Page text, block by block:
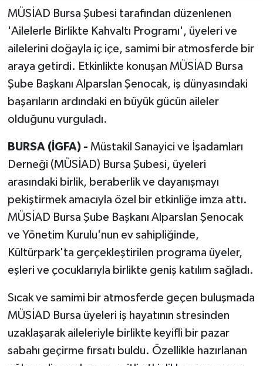
MÜSİAD Bursa Şubesi tarafından düzenlenen
'Ailelerle Birlikte Kahvaltı Programı', üyeleri ve
ailelerini doğayla iç içe, samimi bir atmosferde bir
araya getirdi. Etkinlikte konuşan MÜSİAD Bursa
Şube Başkanı Alparslan Şenocak, iş dünyasındaki
başarıların ardındaki en büyük gücün aileler
olduğunu vurguladı.
BURSA (İGFA) - Müstakil Sanayici ve İşadamları
Derneği (MÜSİAD) Bursa Şubesi, üyeleri
arasındaki birlik, beraberlik ve dayanışmayı
pekiştirmek amacıyla özel bir etkinliğe imza attı.
MÜSİAD Bursa Şube Başkanı Alparslan Şenocak
ve Yönetim Kurulu'nun ev sahipliğinde,
Kültürpark'ta gerçekleştirilen programa üyeler,
eşleri ve çocuklarıyla birlikte geniş katılım sağladı.
Sıcak ve samimi bir atmosferde geçen buluşmada
MÜSİAD Bursa üyeleri iş hayatının stresinden
uzaklaşarak aileleriyle birlikte keyifli bir pazar
sabahı geçirme fırsatı buldu. Özellikle hazırlanan